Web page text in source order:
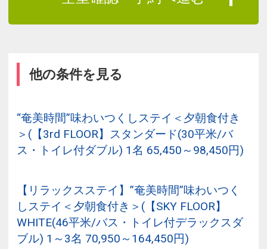
他の条件を見る
“奄美時間”味わいつくしステイ＜夕朝食付き
＞(【3rd FLOOR】スタンダード(30平米/バ
ス・トイレ付ダブル) 1名 65,450～98,450円)
【リラックスステイ】”奄美時間”味わいつく
しステイ＜夕朝食付き＞(【SKY FLOOR】
WHITE(46平米/バス・トイレ付デラックスダ
ブル) 1～3名 70,950～164,450円)